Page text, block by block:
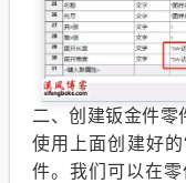
二、创建钣金件零
使用上面创建好
件。我们可以在